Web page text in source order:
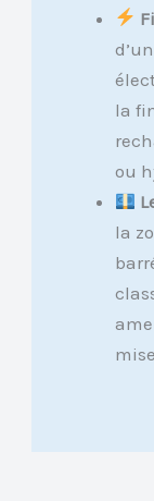
la
ou
la